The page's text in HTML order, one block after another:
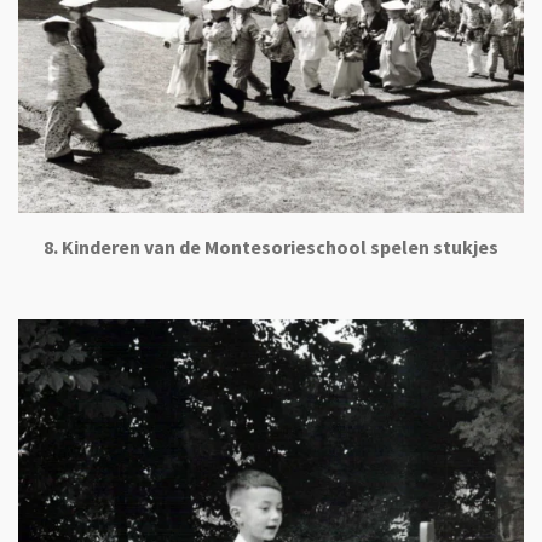
8. Kinderen van de Montesorieschool spelen stukjes